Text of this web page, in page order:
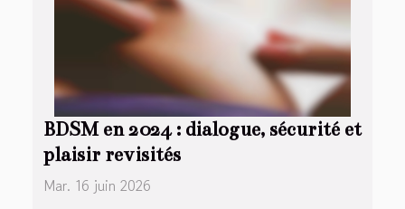
BDSM en 2024 : dialogue, sécurité et
plaisir revisités
Mar. 16 juin 2026